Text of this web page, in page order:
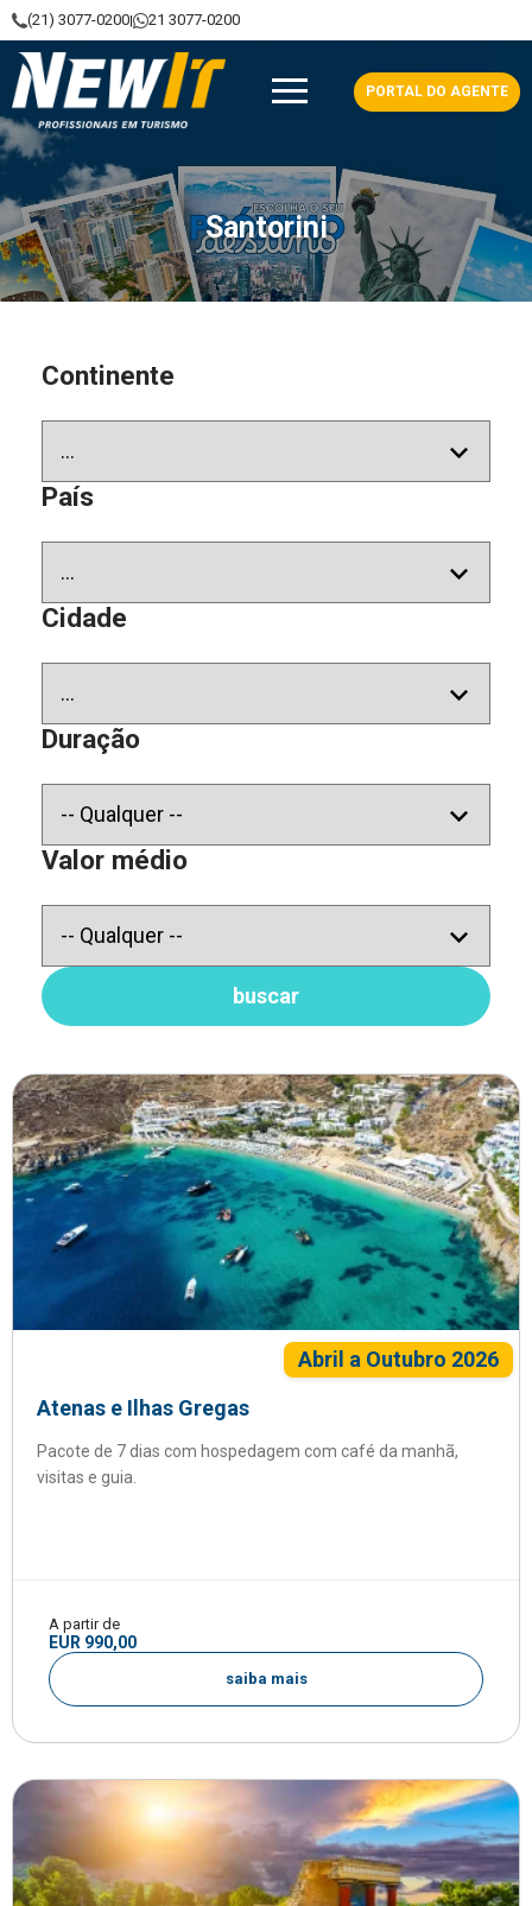
(21) 3077-0200 21 3077-0200
NewIt - Profissionais em Turismo
PORTAL DO AGENTE
Santorini
Continente
País
Cidade
Duração
Valor médio
buscar
Abril a Outubro 2026
Atenas e Ilhas Gregas
Pacote de 7 dias com hospedagem com café da manhã,
visitas e guia.
A partir de
EUR 990,00
saiba mais